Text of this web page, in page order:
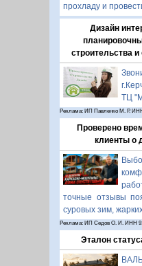
прохладу и
Дизайн
строительства
ТЦ
Реклама: ИП Павленко М. Р. ИНН
Проверено
клиенты о
точные отзывы
суровых зим,
Реклама: ИП Седов О. И. ИНН
Эталон